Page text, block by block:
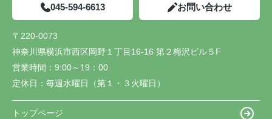
045-594-6613 お問い合わせ
〒220-0073
神奈川県横浜市西区岡野１丁目16-16 第２梅沢ビル５F
営業時間： 9:00～19：00
定休日： 毎週水曜日（第１・３火曜日）
トップページ